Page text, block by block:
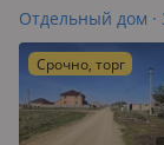
Отдельный дом ·
Срочно, торг